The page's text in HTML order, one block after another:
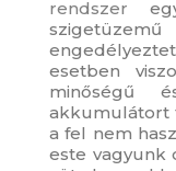
rendszer
esetben
minőségű
akkumulátort
a fel nem
este vagyunk